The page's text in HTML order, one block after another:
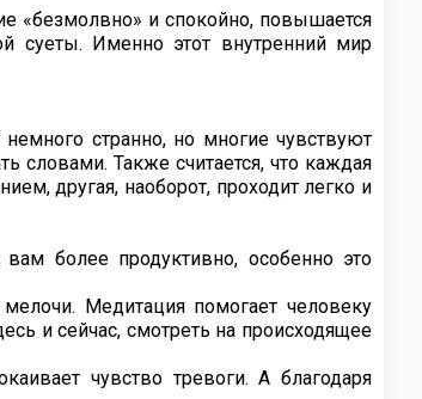
«безмолвно» и спокойно, повышается
суеты. Именно этот внутренний мир
странно, но многие чувствуют
словами. Также считается, что каждая
другая, наоборот, проходит легко и
более продуктивно, особенно это
Медитация помогает человеку
и сейчас, смотреть на происходящее
чувство тревоги. А благодаря